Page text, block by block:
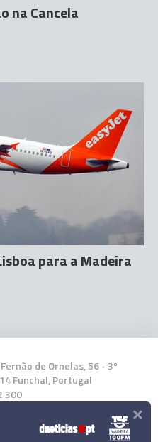
na Cancela
para a Madeira
de Ornelas, 56 - 3º
Funchal, Portugal
300
App ×